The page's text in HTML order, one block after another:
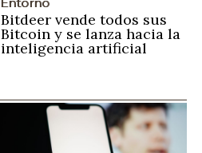
Bitdeer vende todos sus
Bitcoin y se lanza hacia la
inteligencia artificial